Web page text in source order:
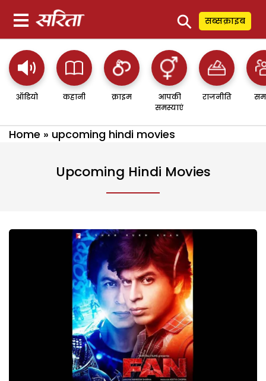
⚲ सब्सक्राइब
ऑडियो कहानी क्राइम
आपकी
समस्याएं
राजनीति
Home » upcoming hindi movies
Upcoming Hindi Movies